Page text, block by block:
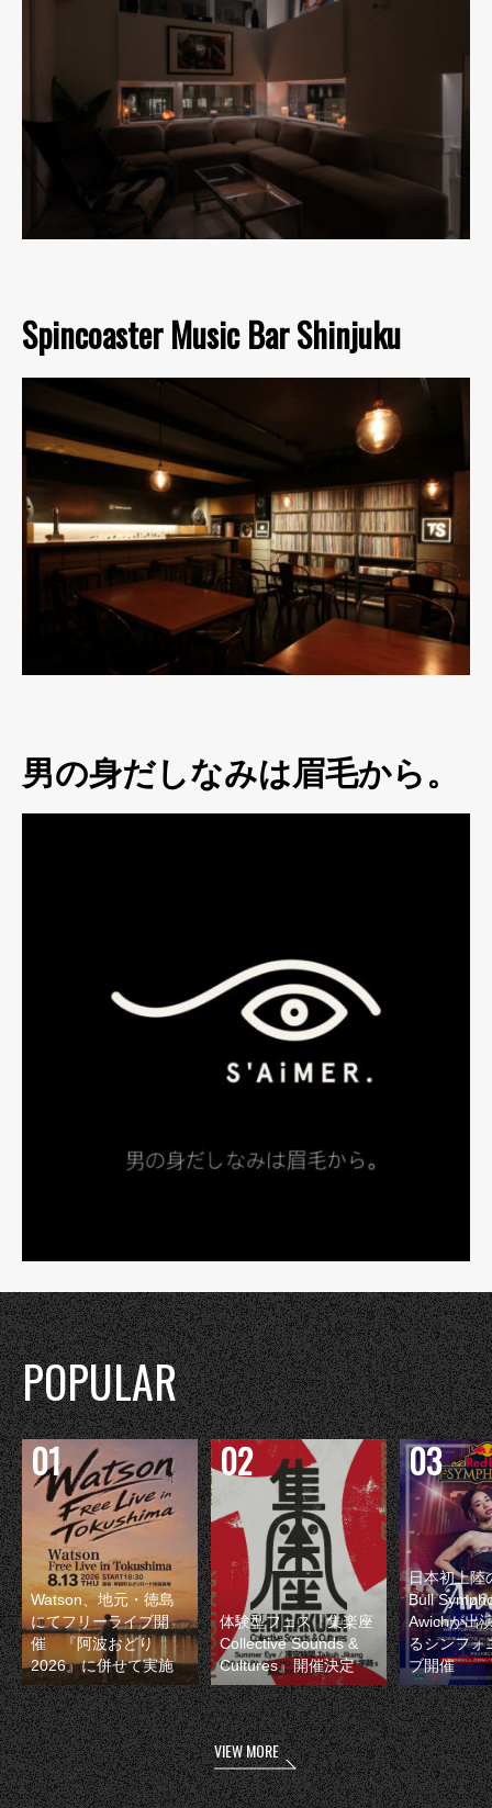
Spincoaster Music Bar Shinjuku
男の身だしなみは眉毛から。
POPULAR
Watson、地元・徳島
にてフリーライブ開
催 『阿波おどり
2026』に併せて実施
体験型フェス『集楽座
Collective Sounds &
Cultures』開催決定
日本初上陸
Bull
Awichが出
るシンフォ
ブ開催
VIEW MORE